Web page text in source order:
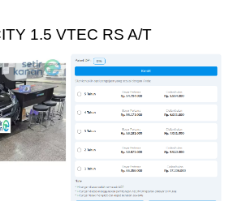
1.5 VTEC RS A/T